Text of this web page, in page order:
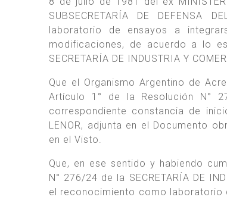
SUBSECRETARÍA DE DEFENSA
laboratorio de ensayos a
modificaciones, de acuerdo a lo
SECRETARÍA DE INDUSTRIA Y
Que el Organismo Argentino de
Artículo 1° de la Resolución N°
correspondiente constancia de
LENOR, adjunta en el Documento
en el Visto.
Que, en ese sentido y habiendo
N° 276/24 de la SECRETARÍA DE
el reconocimiento como laboratorio